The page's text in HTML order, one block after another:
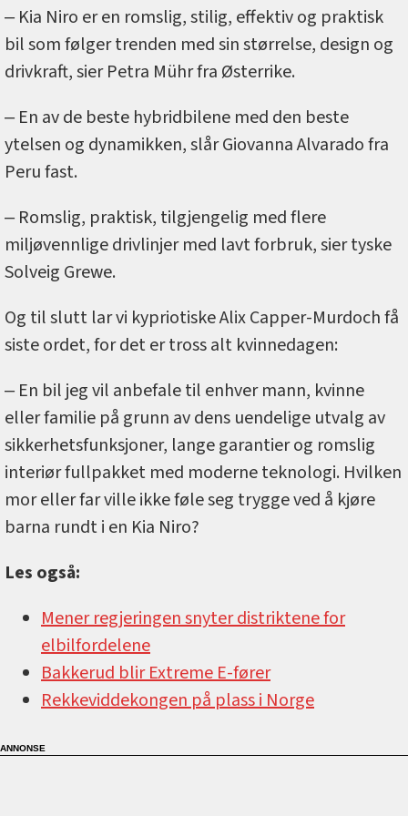
‒ Kia Niro er en romslig, stilig, effektiv og praktisk
bil som følger trenden med sin størrelse, design og
drivkraft, sier Petra Mühr fra Østerrike.
‒ En av de beste hybridbilene med den beste
ytelsen og dynamikken, slår Giovanna Alvarado fra
Peru fast.
‒ Romslig, praktisk, tilgjengelig med flere
miljøvennlige drivlinjer med lavt forbruk, sier tyske
Solveig Grewe.
Og til slutt lar vi kypriotiske Alix Capper-Murdoch få
siste ordet, for det er tross alt kvinnedagen:
‒ En bil jeg vil anbefale til enhver mann, kvinne
eller familie på grunn av dens uendelige utvalg av
sikkerhetsfunksjoner, lange garantier og romslig
interiør fullpakket med moderne teknologi. Hvilken
mor eller far ville ikke føle seg trygge ved å kjøre
barna rundt i en Kia Niro?
Les også:
Mener regjeringen snyter distriktene for
elbilfordelene
Bakkerud blir Extreme E-fører
Rekkeviddekongen på plass i Norge